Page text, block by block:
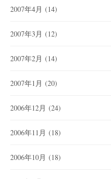
2007年4月 (14)
2007年3月 (12)
2007年2月 (14)
2007年1月 (20)
2006年12月 (24)
2006年11月 (18)
2006年10月 (18)